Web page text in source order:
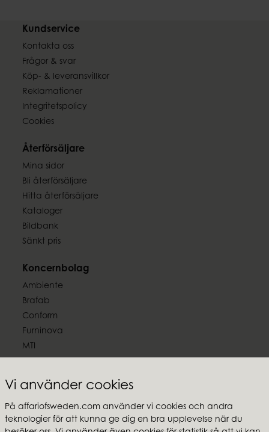
Vi använder cookies
På affariofsweden.com använder vi cookies och andra
teknologier för att kunna ge dig en bra upplevelse när du
Kundservice
Kontakta oss
Frågor & svar
Köp- & leveransvillkor
Reklamationer
Integritetspolicy
Cookies
Återförsäljare
Mina sidor
Bli återförsäljare
Hitta återförsäljare
Kataloger
Bildbank
Sänkt pris
Koncernbolag
Ambiente
Brafab
Conform
Furninova
MTI